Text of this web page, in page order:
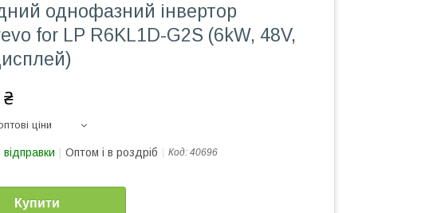
однофазний інвертор
for LP R6KL1D-G2S (6kW, 48V,
₴
ціни
Оптом і в роздріб Код: 40696
Купити